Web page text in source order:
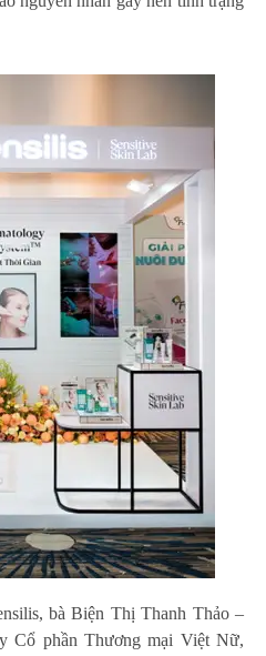
bà Biện Thị Thanh Thảo –
Cổ phần Thương mại Việt Nữ,